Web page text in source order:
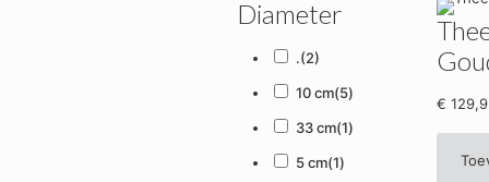
Diameter
.(2)
10 cm(5)
33 cm(1)
5 cm(1)
€